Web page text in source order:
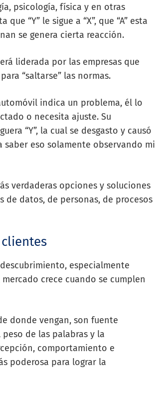
psicología, física y en otras
“Y” le sigue a “X”, que “A” esta
se genera cierta reacción.
liderada por las empresas que
“saltarse” las normas.
indica un problema, él lo
o necesita ajuste. Su
“Y”, la cual se desgasto y causó
saber eso solamente observando mi
verdaderas opciones y soluciones
datos, de personas, de procesos
especialmente
crece cuando se cumplen
donde vengan, son fuente
de las palabras y la
comportamiento e
poderosa para lograr la